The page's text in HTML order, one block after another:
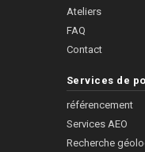
Ateliers
FAQ
Contact
Services de
référencement
Services AEO
Recherche